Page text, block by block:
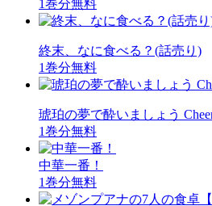
1巻分無料
終末、なに食べる？(話売り)
1巻分無料
琥珀の夢で酔いましょう
1巻分無料
中華一番！
1巻分無料